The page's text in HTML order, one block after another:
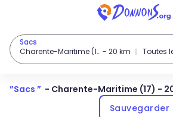
Sacs
Charente-Maritime (17)- 20 km Toutes
”Sacs ” - Charente-Maritime (17) -